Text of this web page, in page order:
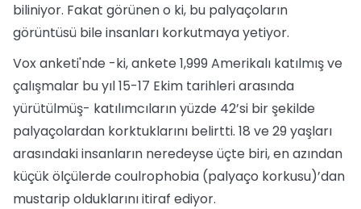
biliniyor. Fakat görünen o ki, bu palyaçoların
görüntüsü bile insanları korkutmaya yetiyor.
Vox anketi'nde -ki, ankete 1,999 Amerikalı katılmış ve
çalışmalar bu yıl 15-17 Ekim tarihleri arasında
yürütülmüş- katılımcıların yüzde 42’si bir şekilde
palyaçolardan korktuklarını belirtti. 18 ve 29 yaşları
arasındaki insanların neredeyse üçte biri, en azından
küçük ölçülerde coulrophobia (palyaço korkusu)’dan
mustarip olduklarını itiraf ediyor.